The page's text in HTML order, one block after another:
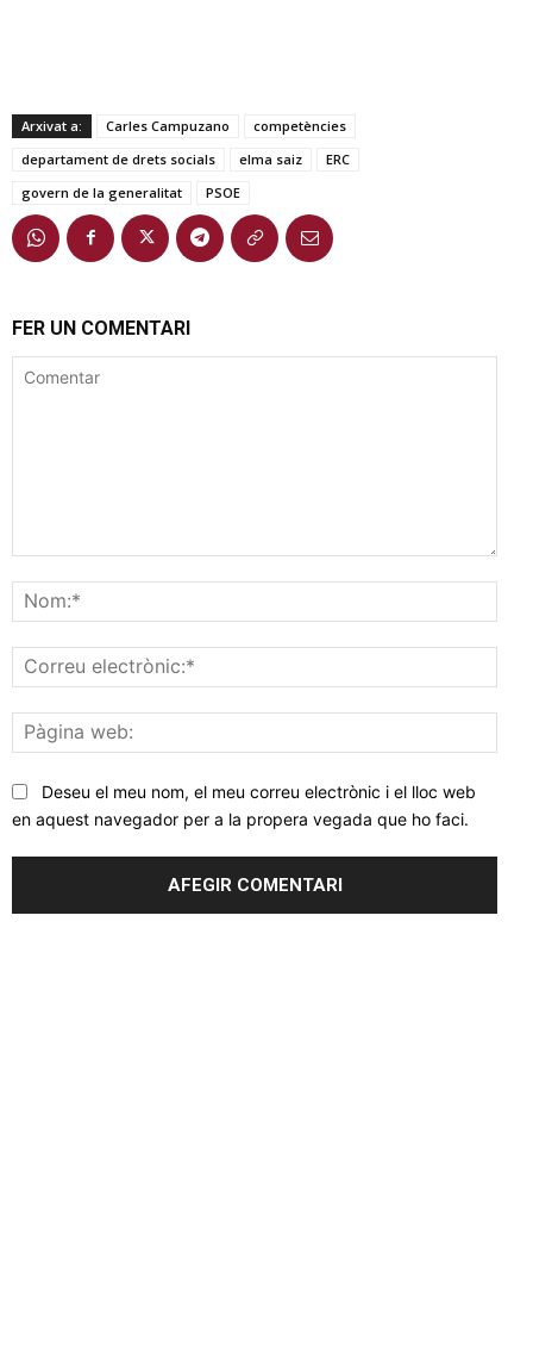
Arxivat a: Carles Campuzano
competències
departament de drets socials
elma saiz
ERC
govern de la generalitat
PSOE
FER UN COMENTARI
web:
Deseu el meu nom, el meu correu electrònic i el lloc web
en aquest navegador per a la propera vegada que ho faci.